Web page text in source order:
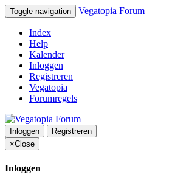
Toggle navigation Vegatopia Forum
Index
Help
Kalender
Inloggen
Registreren
Vegatopia
Forumregels
Inloggen
Registreren
×Close
Inloggen